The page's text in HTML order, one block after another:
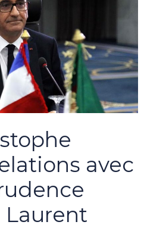
avec
Laurent